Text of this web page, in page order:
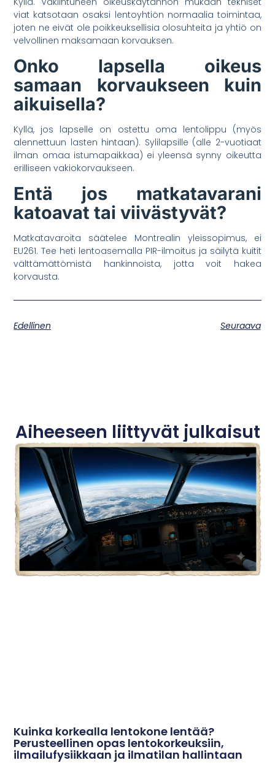
viat katsotaan osaksi lentoyhtiön normaalia toimintaa,
joten ne eivät ole poikkeuksellisia olosuhteita ja yhtiö on
velvollinen maksamaan korvauksen.
Onko lapsella oikeus
samaan korvaukseen kuin
aikuisella?
Kyllä, jos lapselle on ostettu oma lentolippu (myös
alennettuun lasten hintaan). Sylilapsille (alle 2-vuotiaat
ilman omaa istumapaikkaa) ei yleensä synny oikeutta
erilliseen vakiokorvaukseen.
Entä jos matkatavarani
katoavat tai viivästyvät?
Matkatavaroita säätelee Montrealin yleissopimus, ei
EU261. Tee heti lentoasemalla PIR-ilmoitus ja säilytä kuitit
välttämättömistä hankinnoista, jotta voit hakea
korvausta.
Edellinen Seuraava
Aiheeseen liittyvät julkaisut
Kuinka korkealla lentokone lentää?
Perusteellinen opas lentokorkeuksiin,
ilmailufysiikkaan ja ilmatilan hallintaan